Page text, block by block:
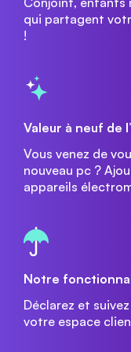
qui partagent
!
Valeur à neuf de
Vous venez de
nouveau pc ?
appareils
Notre
Déclarez et
votre espace